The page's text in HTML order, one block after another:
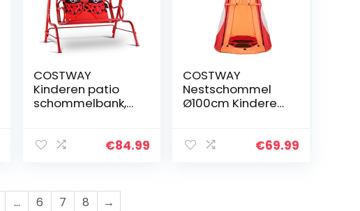
COSTWAY
Kinderen patio
schommelbank,
met
€84.99
COSTWAY
Nestschommel
Ø100cm Kinderen
Set, Max.
€69.99
… 6 7 8 →